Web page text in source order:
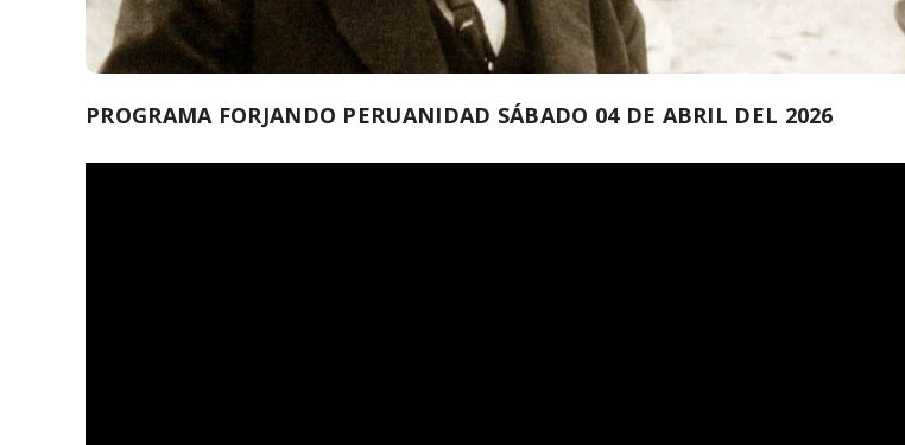
PROGRAMA FORJANDO PERUANIDAD SÁBADO 04 DE ABRIL DEL 2026